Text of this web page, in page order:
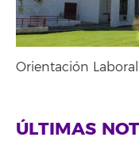
Orientación Laboral
ÚLTIMAS